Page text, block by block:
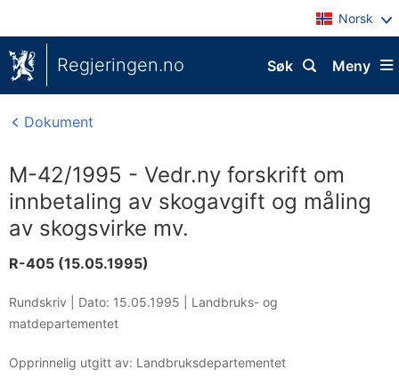
Norsk
Regjeringen.no Meny
Søk
Dokument
M-42/1995 - Vedr.ny forskrift om
innbetaling av skogavgift og måling
av skogsvirke mv.
R-405 (15.05.1995)
Rundskriv | Dato: 15.05.1995
Landbruks- og
matdepartementet
Opprinnelig utgitt av: Landbruksdepartementet